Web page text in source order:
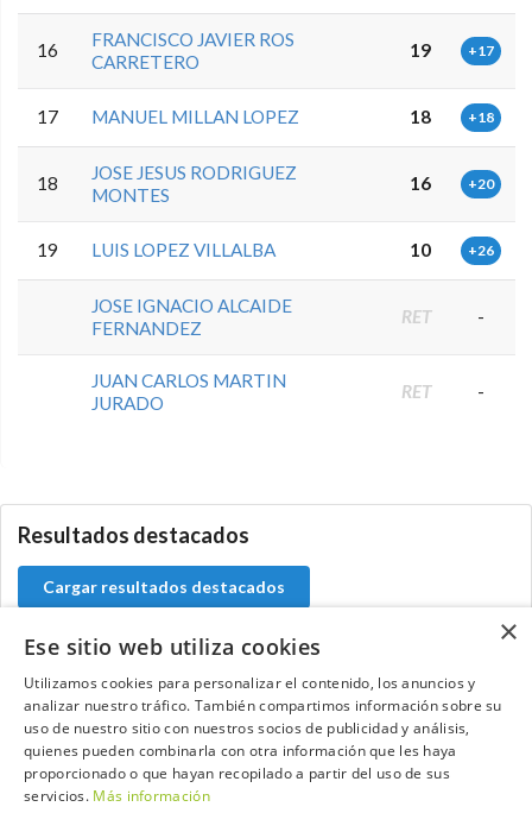
16
FRANCISCO JAVIER ROS
CARRETERO
19 +17
17 MANUEL MILLAN LOPEZ 18 +18
18
JOSE JESUS RODRIGUEZ
MONTES
16 +20
19 LUIS LOPEZ VILLALBA 10 +26
JOSE IGNACIO ALCAIDE
FERNANDEZ
RET -
JUAN CARLOS MARTIN
JURADO
RET -
Resultados destacados
Cargar resultados destacados
Contacta con el equipo de NextCaddy
Opina Contacta
×
Ese sitio web utiliza cookies
Utilizamos cookies para personalizar el contenido, los anuncios y
analizar nuestro tráfico. También compartimos información sobre su
uso de nuestro sitio con nuestros socios de publicidad y análisis,
quienes pueden combinarla con otra información que les haya
proporcionado o que hayan recopilado a partir del uso de sus
servicios. Más información